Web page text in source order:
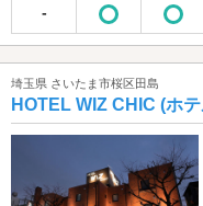
-
埼玉県 さいたま市桜区田島
HOTEL WIZ CHIC (ホ